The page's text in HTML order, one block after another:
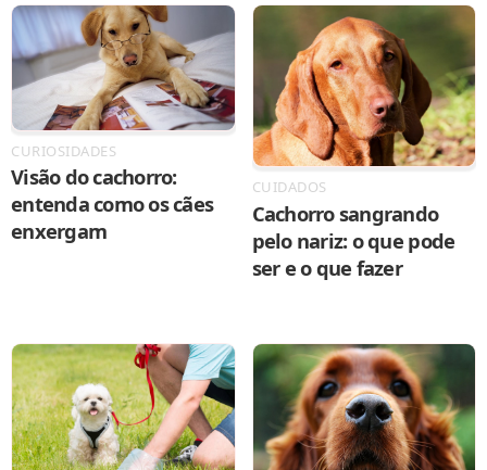
CURIOSIDADES
Visão do cachorro:
entenda como os cães
enxergam
CUIDADOS
Cachorro sangrando
pelo nariz: o que pode
ser e o que fazer